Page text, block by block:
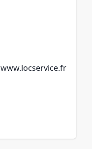
www.locservice.fr